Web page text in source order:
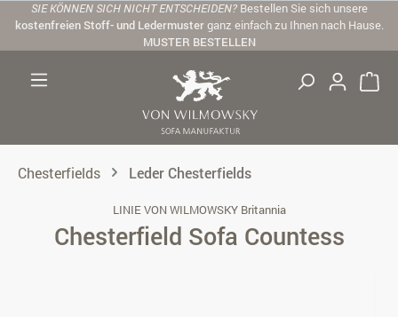
Zum Hauptinhalt springen
SIE KÖNNEN SICH NICHT ENTSCHEIDEN? Bestellen Sie sich unsere
kostenfreien Stoff- und Ledermusterganz einfach zu Ihnen nach Hause.
MUSTER BESTELLEN
Chesterfields Leder Chesterfields
LINIE VON WILMOWSKY Britannia
Chesterfield Sofa Countess